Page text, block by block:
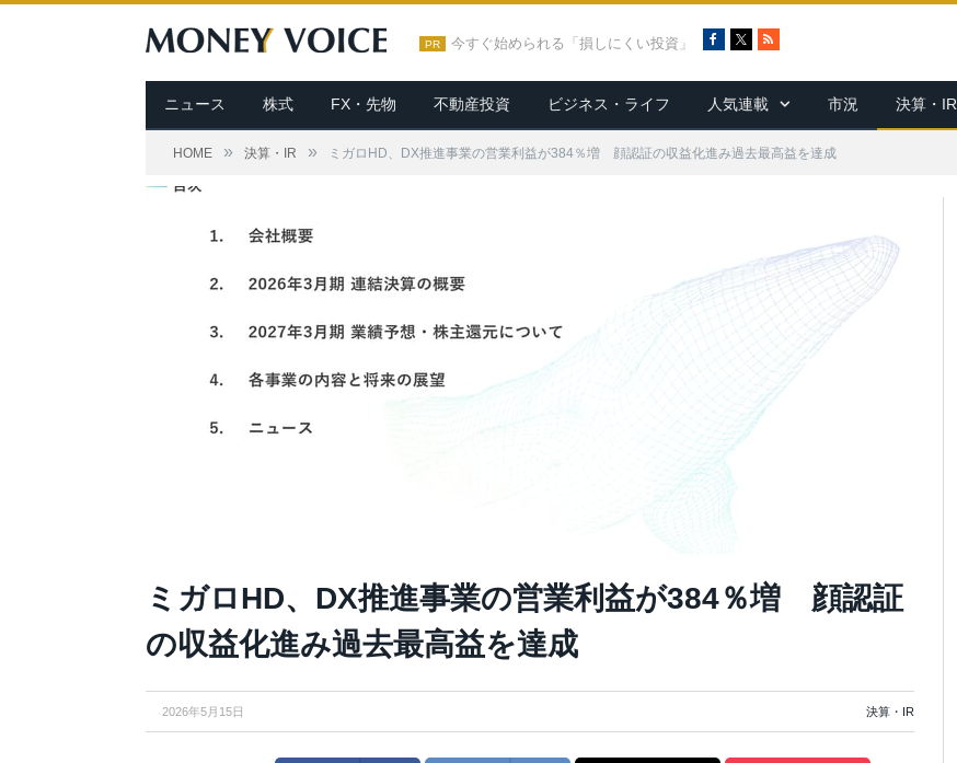
PR 今すぐ始められる「損しにくい投資」
c
e
b
o
R
S
ニュース 株式 FX・先物 不動産投資 ビジネス・ライフ 人気連載 市況 決算・IR
HOME » 決算・IR » ミガロHD、DX推進事業の営業利益が384％増 顔認証の収益化進み過去最高益を達成
ミガロHD、DX推進事業の営業利益が384％増 顔認証
の収益化進み過去最高益を達成
2026年5月15日 決算・IR